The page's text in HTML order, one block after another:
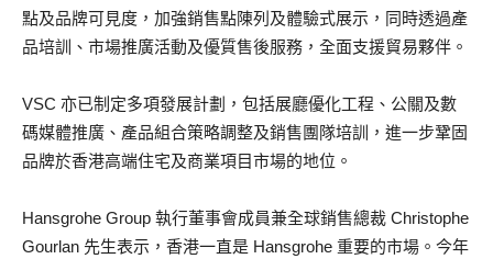
點及品牌可見度，加強銷售點陳列及體驗式展示，同時透過產
品培訓、市場推廣活動及優質售後服務，全面支援貿易夥伴。
VSC 亦已制定多項發展計劃，包括展廳優化工程、公關及數
碼媒體推廣、產品組合策略調整及銷售團隊培訓，進一步鞏固
品牌於香港高端住宅及商業項目市場的地位。
Hansgrohe Group 執行董事會成員兼全球銷售總裁 Christophe
Gourlan 先生表示，香港一直是 Hansgrohe 重要的市場。今年